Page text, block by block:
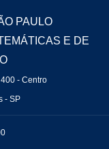
PAULO
E DE
- Centro
- SP